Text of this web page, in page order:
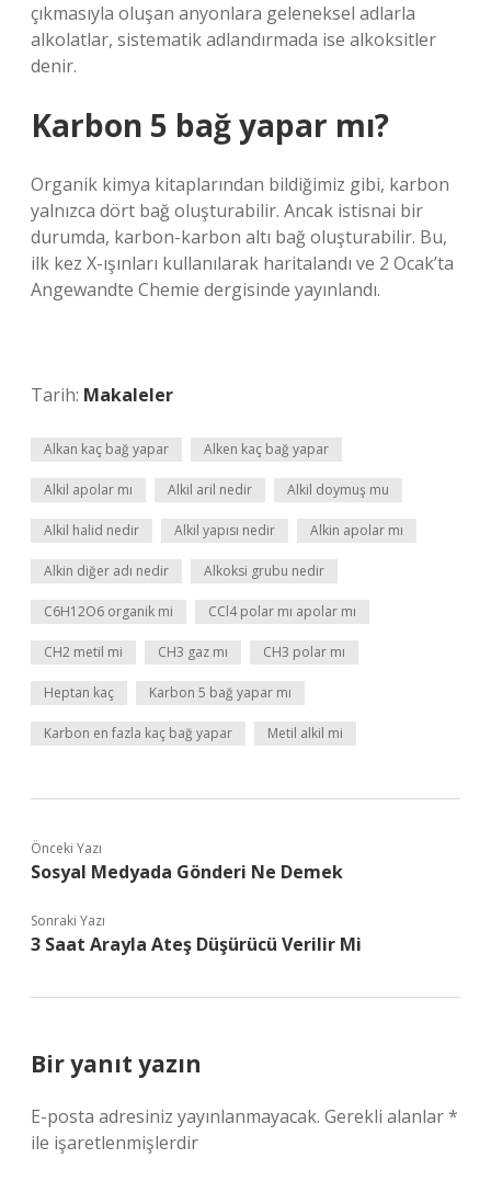
çıkmasıyla oluşan anyonlara geleneksel adlarla
alkolatlar, sistematik adlandırmada ise alkoksitler
denir.
Karbon 5 bağ yapar mı?
Organik kimya kitaplarından bildiğimiz gibi, karbon
yalnızca dört bağ oluşturabilir. Ancak istisnai bir
durumda, karbon-karbon altı bağ oluşturabilir. Bu,
ilk kez X-ışınları kullanılarak haritalandı ve 2 Ocak’ta
Angewandte Chemie dergisinde yayınlandı.
Tarih: Makaleler
Alkan kaç bağ yapar Alken kaç bağ yapar
Alkil apolar mı Alkil aril nedir Alkil doymuş mu
Alkil halid nedir Alkil yapısı nedir Alkin apolar mı
Alkin diğer adı nedir Alkoksi grubu nedir
C6H12O6 organik mi CCl4 polar mı apolar mı
CH2 metil mi CH3 gaz mı CH3 polar mı
Heptan kaç Karbon 5 bağ yapar mı
Karbon en fazla kaç bağ yapar Metil alkil mi
Önceki Yazı
Sosyal Medyada Gönderi Ne Demek
Sonraki Yazı
3 Saat Arayla Ateş Düşürücü Verilir Mi
Bir yanıt yazın
E-posta adresiniz yayınlanmayacak. Gerekli alanlar*
ile işaretlenmişlerdir